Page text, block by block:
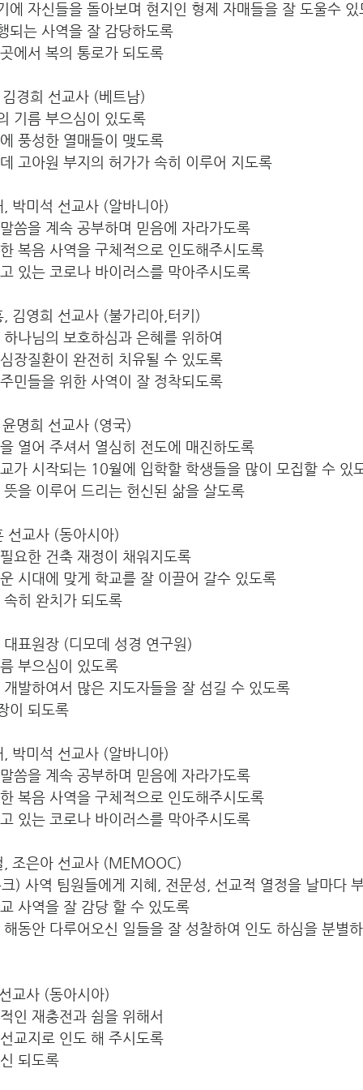
에 자신들을 돌아보며 현지인 형제 자매들을 잘 도울수 있
되는 사역을 잘 감당하도록
에서 복의 통로가 되도록
경희 선교사 (베트남)
기름 부으심이 있도록
풍성한 열매들이 맺도록
고아원 부지의 허가가 속히 이루어 지도록
박미석 선교사 (알바니아)
씀을 계속 공부하며 믿음에 자라가도록
복음 사역을 구체적으로 인도해주시도록
있는 코로나 바이러스를 막아주시도록
김영희 선교사 (불가리아,터키)
나님의 보호하심과 은혜를 위하여
장질환이 완전히 치유될 수 있도록
민들을 위한 사역이 잘 정착되도록
명희 선교사 (영국)
열어 주셔서 열심히 전도에 매진하도록
가 시작되는 10월에 입학할 학생들을 많이 모집할 수 있
을 이루어 드리는 헌신된 삶을 살도록
교사 (동아시아)
요한 건축 재정이 채워지도록
시대에 맞게 학교를 잘 이끌어 갈수 있도록
히 완치가 되도록
표원장 (디모데 성경 연구원)
부으심이 있도록
발하여서 많은 지도자들을 잘 섬길 수 있도록
이 되도록
박미석 선교사 (알바니아)
씀을 계속 공부하며 믿음에 자라가도록
복음 사역을 구체적으로 인도해주시도록
있는 코로나 바이러스를 막아주시도록
조은아 선교사 (MEMOOC)
) 사역 팀원들에게 지혜, 전문성, 선교적 열정을 날마다
사역을 잘 감당 할 수 있도록
동안 다루어오신 일들을 잘 성찰하여 인도 하심을 분별
교사 (동아시아)
인 재충전과 쉼을 위해서
교지로 인도 해 주시도록
되도록